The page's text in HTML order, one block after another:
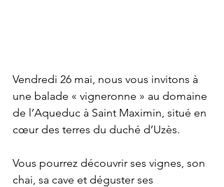
Vendredi 26 mai, nous vous invitons à
une balade « vigneronne » au domaine
de l’Aqueduc à Saint Maximin, situé en
cœur des terres du duché d’Uzès.
Vous pourrez découvrir ses vignes, son
chai, sa cave et déguster ses